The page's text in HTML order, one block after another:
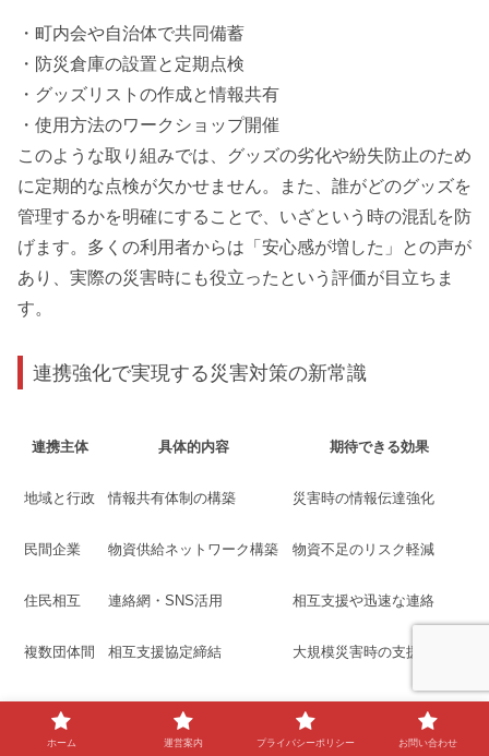
・町内会や自治体で共同備蓄
・防災倉庫の設置と定期点検
・グッズリストの作成と情報共有
・使用方法のワークショップ開催
このような取り組みでは、グッズの劣化や紛失防止のため
に定期的な点検が欠かせません。また、誰がどのグッズを
管理するかを明確にすることで、いざという時の混乱を防
げます。多くの利用者からは「安心感が増した」との声が
あり、実際の災害時にも役立ったという評価が目立ちま
す。
連携強化で実現する災害対策の新常識
連携主体 具体的内容 期待できる効果
地域と行政 情報共有体制の構築 災害時の情報伝達強化
民間企業 物資供給ネットワーク構築 物資不足のリスク軽減
住民相互 連絡網・SNS活用 相互支援や迅速な連絡
複数団体間 相互支援協定締結 大規模災害時の支援効率化
災害対策の効果を高めるには、家庭や個人だけでなく、地
ホーム 運営案内 プライバシーポリシー お問い合わせ